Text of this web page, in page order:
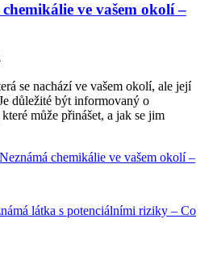
ve vašem okolí –
se nachází ve vašem okolí, ale její
důležité být informovaný o
může přinášet, a jak se jim
chemikálie ve vašem okolí –